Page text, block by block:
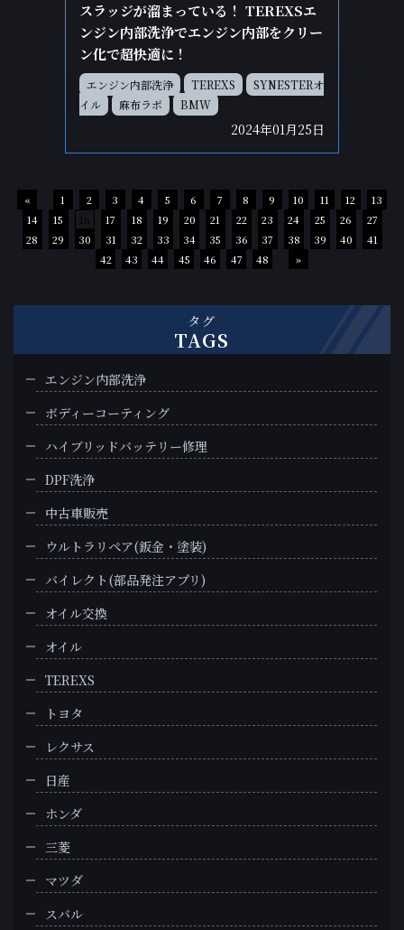
スラッジが溜まっている！ TEREXSエ
ンジン内部洗浄でエンジン内部をクリー
ン化で超快適に！
エンジン内部洗浄 TEREXS
SYNESTERオ
イル
麻布ラボ BMW
2024年01月25日
« 1 2 3 4 5 6 7 8 9 10 11 12
13
14
15 16 17 18 19 20 21 22 23 24 25 26
27
28
29 30 31 32 33 34 35 36 37 38 39 40
41
42
43 44 45 46 47 48 »
タグ
TAGS
エンジン内部洗浄
ボディーコーティング
ハイブリッドバッテリー修理
DPF洗浄
中古車販売
ウルトラリペア(鈑金・塗装)
バイレクト(部品発注アプリ)
オイル交換
オイル
TEREXS
トヨタ
レクサス
日産
ホンダ
三菱
マツダ
スバル